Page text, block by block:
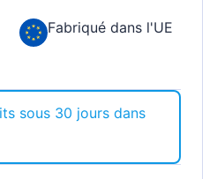
Fabriqué dans l'UE
sous 30 jours dans